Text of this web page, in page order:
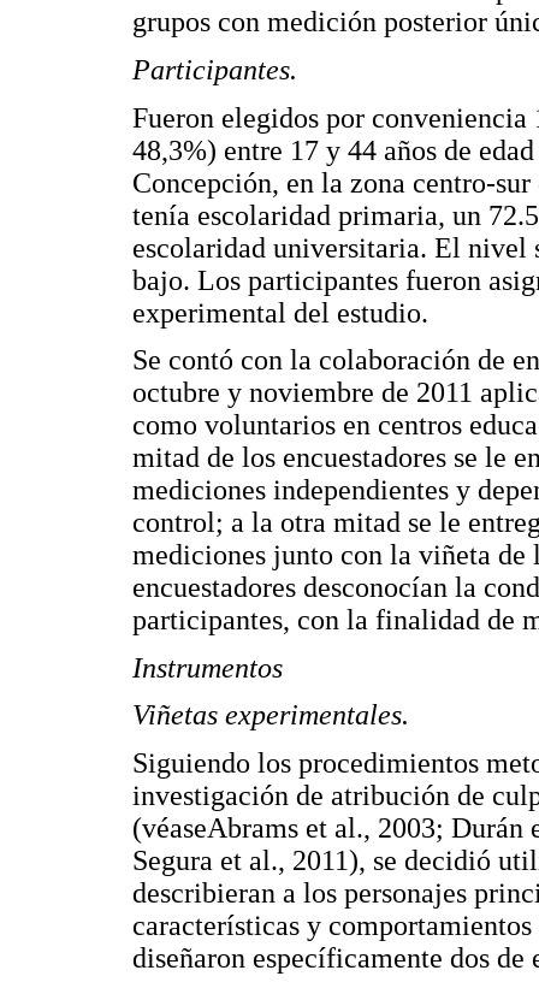
grupos con medición posterior
Participantes.
Fueron elegidos por
48,3%) entre 17 y 44 años de
Concepción, en la zona centro-
tenía escolaridad primaria, un
escolaridad universitaria. El nivel
bajo. Los participantes fueron
experimental del estudio.
Se contó con la colaboración de
octubre y noviembre de 2011
como voluntarios en centros
mitad de los encuestadores se le
mediciones independientes y
control; a la otra mitad se le
mediciones junto con la viñeta
encuestadores desconocían la
participantes, con la finalidad de
Instrumentos
Viñetas experimentales.
Siguiendo los procedimientos
investigación de atribución de
(véaseAbrams et al., 2003;
Segura et al., 2011), se decidió
describieran a los personajes
características y
diseñaron específicamente dos de